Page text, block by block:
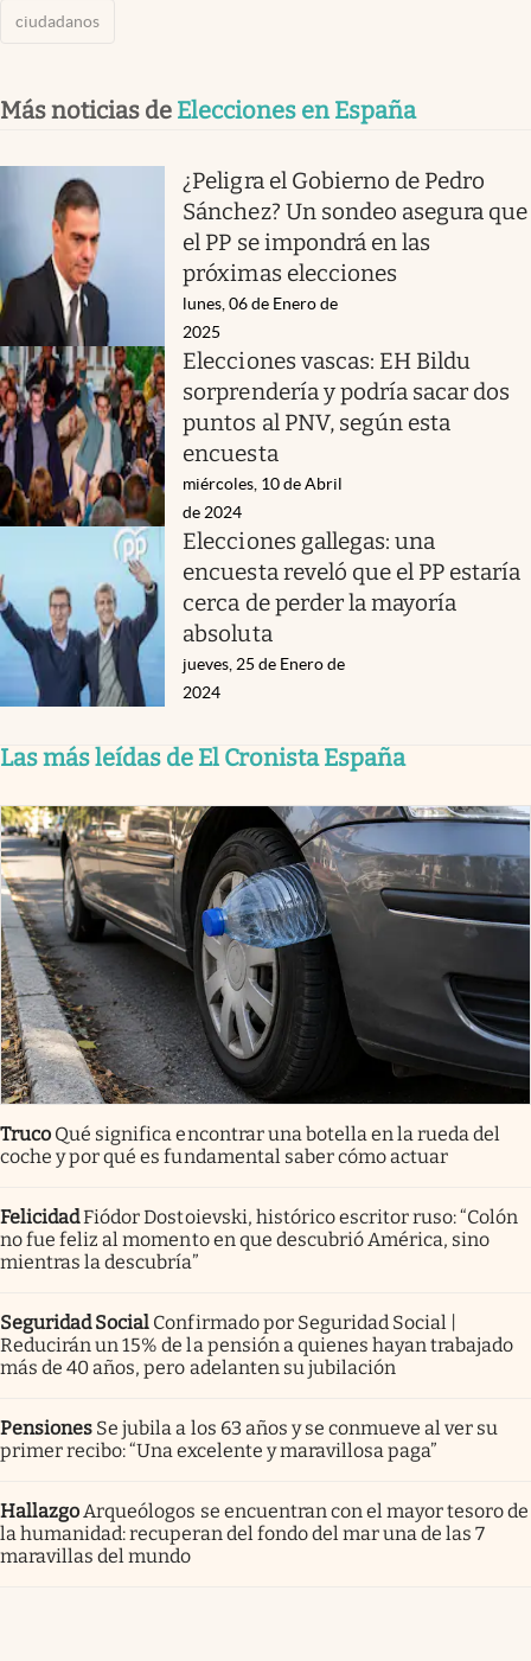
ciudadanos
Más noticias de Elecciones en España
¿Peligra el Gobierno de Pedro
Sánchez? Un sondeo asegura que
el PP se impondrá en las
próximas elecciones
lunes, 06 de Enero de
2025
Elecciones vascas: EH Bildu
sorprendería y podría sacar dos
puntos al PNV, según esta
encuesta
miércoles, 10 de Abril
de 2024
Elecciones gallegas: una
encuesta reveló que el PP estaría
cerca de perder la mayoría
absoluta
jueves, 25 de Enero de
2024
Las más leídas de El Cronista España
Truco Qué significa encontrar una botella en la rueda del
coche y por qué es fundamental saber cómo actuar
FelicidadFiódor Dostoievski, histórico escritor ruso: “Colón
no fue feliz al momento en que descubrió América, sino
mientras la descubría”
Seguridad Social Confirmado por Seguridad Social |
Reducirán un 15% de la pensión a quienes hayan trabajado
más de 40 años, pero adelanten su jubilación
Pensiones Se jubila a los 63 años y se conmueve al ver su
primer recibo: “Una excelente y maravillosa paga”
Hallazgo Arqueólogos se encuentran con el mayor tesoro de
la humanidad: recuperan del fondo del mar una de las 7
maravillas del mundo